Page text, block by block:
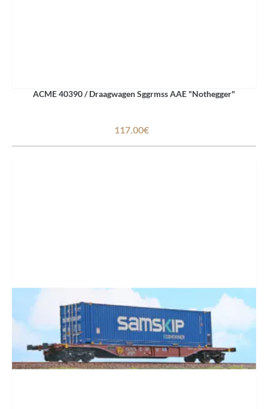
ACME 40390 / Draagwagen Sggrmss AAE "Nothegger"
117.00€